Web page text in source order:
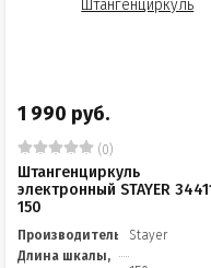
1 990 руб.
(0)
Штангенциркуль
электронный STAYER
150
Производитель
Stayer
Длина шкалы,